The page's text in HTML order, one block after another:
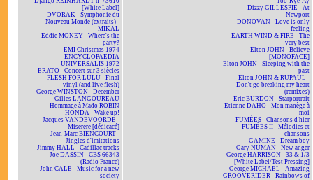
[White Label]
DVORAK - Symphonie du
Nouveau Monde (extraits) -
MIKAL
Eddie MONEY - Where's the
party?
EMI Christmas 1974
ENCYCLOPAEDIA
UNIVERSALIS 1972
ERATO - Concert sur 3 siècles
FLESH FOR LULU - Final
vinyl (and live flesh)
George WINSTON - December
Gilles LANGOUREAU
Hommage à Mado ROBIN
HONDA - Wake up!
Jacques VANDEVOORDE -
Miserere [dédicacé]
Jean-Marc BIENCOURT -
Jingles d'imitations
Jimmy HALL - Cadillac tracks
Joe DASSIN - CBS 66343
(Radio France)
John CALE - Music for a new
society
Dizzy GILLESPIE - At
Newport
DONOVAN - Love is only
feeling
EARTH WIND & FIRE - The
very best
Elton JOHN - Believe
[MONOFACE]
Elton JOHN - Sleeping with the
past
Elton JOHN & RUPAUL -
Don't go breaking my heart
(remixes)
Eric BURDON - Starportrait
Etienne DAHO - Mon manège à
moi
FUMÉES - Chansons d'hier
FUMÉES II - Mélodies et
chansons
GAMINE - Dream boy
Gary NUMAN - New anger
George HARRISON - 33 & 1/3
[White Label/Test Pressing]
George MICHAEL - Amazing
GROOVERIDER - Rainbows of